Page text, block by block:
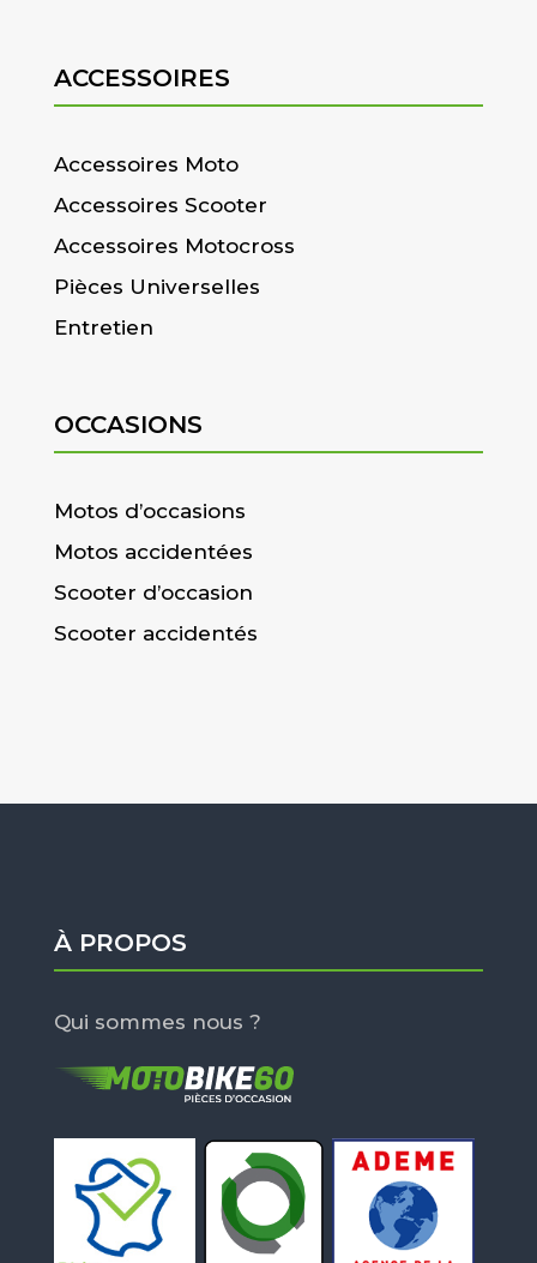
ACCESSOIRES
Accessoires Moto
Accessoires Scooter
Accessoires Motocross
Pièces Universelles
Entretien
OCCASIONS
Motos d’occasions
Motos accidentées
Scooter d’occasion
Scooter accidentés
À PROPOS
Qui sommes nous ?